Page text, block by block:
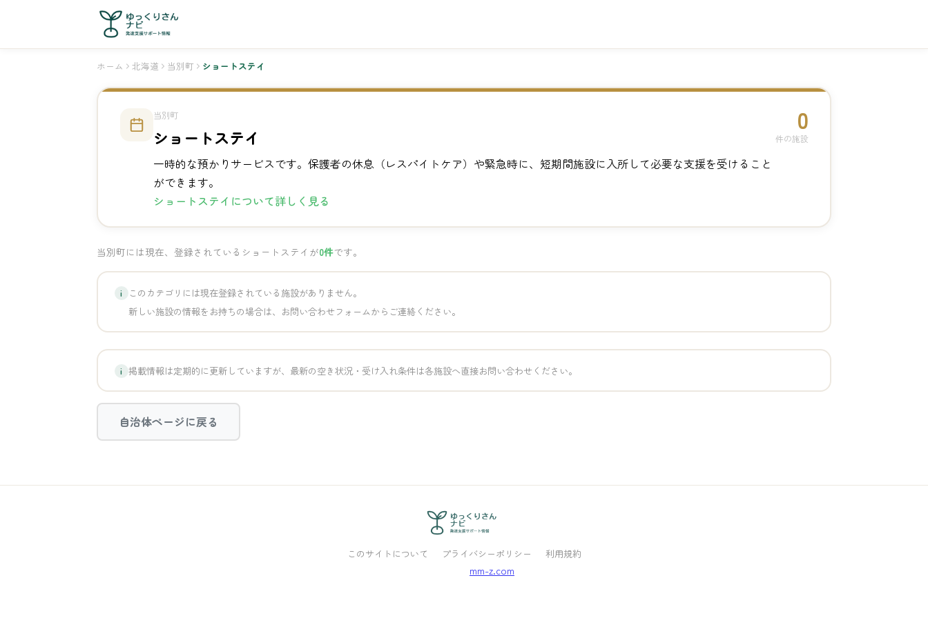
ホーム 北海道 当別町 ショートステイ
当別町
ショートステイ
一時的な預かりサービスです。保護者の休息（レスパイトケア）や緊急時に、短期間施設に入所して必要な支援を受けること
ができます。
ショートステイについて詳しく見る
0
件の施設
当別町には現在、登録されているショートステイが0件です。
i
このカテゴリには現在登録されている施設がありません。
新しい施設の情報をお持ちの場合は、お問い合わせフォームからご連絡ください。
i 掲載情報は定期的に更新していますが、最新の空き状況・受け入れ条件は各施設へ直接お問い合わせください。
自治体ページに戻る
このサイトについて プライバシーポリシー 利用規約
mm-z.com